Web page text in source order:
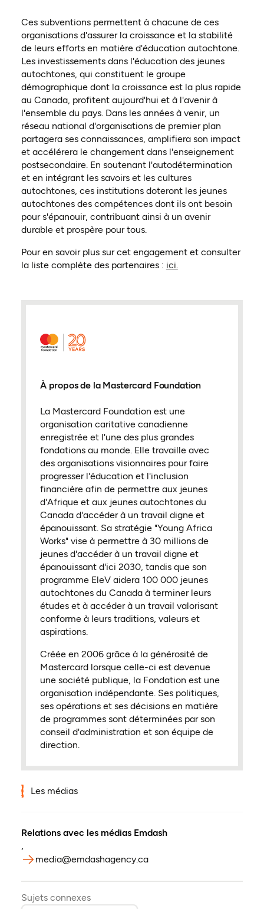
Ces subventions permettent à chacune de ces
organisations d'assurer la croissance et la stabilité
de leurs efforts en matière d'éducation autochtone.
Les investissements dans l'éducation des jeunes
autochtones, qui constituent le groupe
démographique dont la croissance est la plus rapide
au Canada, profitent aujourd'hui et à l'avenir à
l'ensemble du pays. Dans les années à venir, un
réseau national d'organisations de premier plan
partagera ses connaissances, amplifiera son impact
et accélérera le changement dans l'enseignement
postsecondaire. En soutenant l'autodétermination
et en intégrant les savoirs et les cultures
autochtones, ces institutions doteront les jeunes
autochtones des compétences dont ils ont besoin
pour s'épanouir, contribuant ainsi à un avenir
durable et prospère pour tous.
Pour en savoir plus sur cet engagement et consulter
la liste complète des partenaires : ici.
À propos de la Mastercard Foundation
La Mastercard Foundation est une
organisation caritative canadienne
enregistrée et l'une des plus grandes
fondations au monde. Elle travaille avec
des organisations visionnaires pour faire
progresser l'éducation et l'inclusion
financière afin de permettre aux jeunes
d'Afrique et aux jeunes autochtones du
Canada d'accéder à un travail digne et
épanouissant. Sa stratégie "Young Africa
Works" vise à permettre à 30 millions de
jeunes d'accéder à un travail digne et
épanouissant d'ici 2030, tandis que son
programme EleV aidera 100 000 jeunes
autochtones du Canada à terminer leurs
études et à accéder à un travail valorisant
conforme à leurs traditions, valeurs et
aspirations.
Créée en 2006 grâce à la générosité de
Mastercard lorsque celle-ci est devenue
une société publique, la Fondation est une
organisation indépendante. Ses politiques,
ses opérations et ses décisions en matière
de programmes sont déterminées par son
conseil d'administration et son équipe de
direction.
Les médias
Relations avec les médias Emdash
,
media@emdashagency.ca
Sujets connexes